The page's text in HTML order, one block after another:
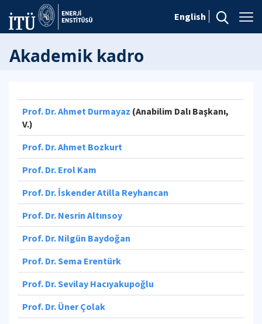
English
Akademik kadro
Prof. Dr. Ahmet Durmayaz (Anabilim Dalı Başkanı,
V.)
Prof. Dr. Ahmet Bozkurt
Prof. Dr. Erol Kam
Prof. Dr. İskender Atilla Reyhancan
Prof. Dr. Nesrin Altınsoy
Prof. Dr. Nilgün Baydoğan
Prof. Dr. Sema Erentürk
Prof. Dr. Sevilay Hacıyakupoğlu
Prof. Dr. Üner Çolak